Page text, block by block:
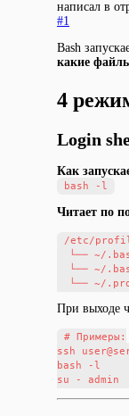
написал в
#1
Bash
какие
4
Login
Как
bash -l
Читает по
/etc/
└── ~/
└── ~/
При выходе
# Примеры:
ssh
bash -l